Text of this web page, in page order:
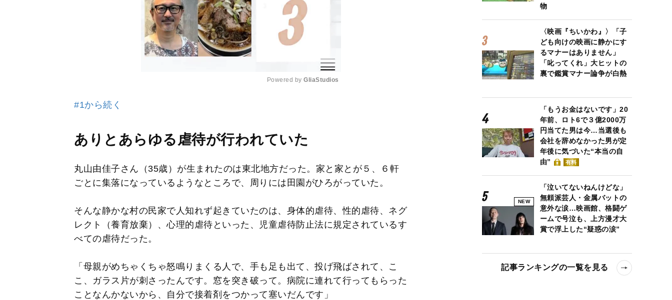
e
Powered by GliaStudios
#1から続く
ありとあらゆる虐待が行われていた
丸山由佳子さん（35歳）が生まれたのは東北地方だった。家と家とが５、６軒
ごとに集落になっているようなところで、周りには田園がひろがっていた。
そんな静かな村の民家で人知れず起きていたのは、身体的虐待、性的虐待、ネグ
レクト（養育放棄）、心理的虐待といった、児童虐待防止法に規定されているす
べての虐待だった。
「母親がめちゃくちゃ怒鳴りまくる人で、手も足も出て、投げ飛ばされて、こ
こ、ガラス片が刺さったんです。窓を突き破って。病院に連れて行ってもらった
ことなんかないから、自分で接着剤をつかって塞いだんです」
物
〈映画『ちいかわ』〉「子
ども向けの映画に静かにす
るマナーはありません」
「叱ってくれ」大ヒットの
裏で鑑賞マナー論争が白熱
「もうお金はないです」20
年前、ロト6で３億2000万
円当てた男は今…当選後も
会社を辞めなかった男が定
年後に気づいた“本当の自
由”
有料
NEW
「泣いてないねんけどな」
無頼派芸人・金属バットの
意外な涙…映画館、格闘ゲ
ームで号泣も、上方漫才大
賞で浮上した“疑惑の涙”
記事ランキングの一覧を見る